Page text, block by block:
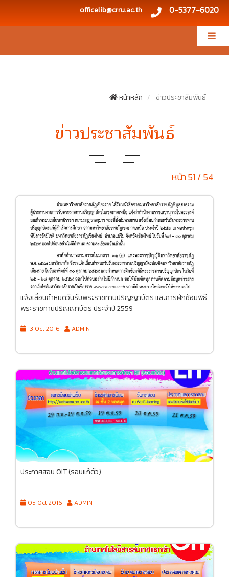
officelib@crru.ac.th 0-5377-6020
หน้าหลัก ข่าวประชาสัมพันธ์
ข่าวประชาสัมพันธ์
หน้า 51 / 54
แจ้งเลื่อนกำหนดวันรับพระราชทานปริญญาบัตร และการฝึกซ้อมพิธี
พระราชทานปริญญาบัตร ประจำปี 2559
13 Oct 2016 ADMIN
ประกาศสอบ OIT (รอบแก้ตัว)
05 Oct 2016 ADMIN